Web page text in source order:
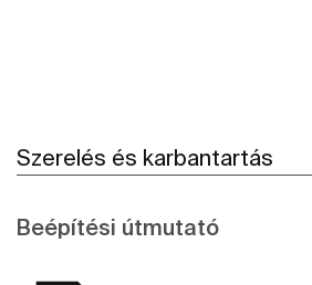
Szerelés és karbantartás
Beépítési útmutató